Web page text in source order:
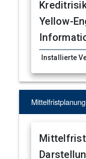
Yellow-
Installierte
Mittelfristplanung